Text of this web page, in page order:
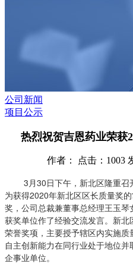
公司新闻
项目公示
热烈祝贺吉恩药业荣获
作者： 点击：1003
3月30日下午，新北区隆重
为获得2020年新北区区长质量奖
奖，公司总裁兼董事总经理王玉
获奖单位作了经验交流发言。新
荣誉奖项，主要授予辖区内实施
自主创新能力在同行业处于地位
企事业单位。